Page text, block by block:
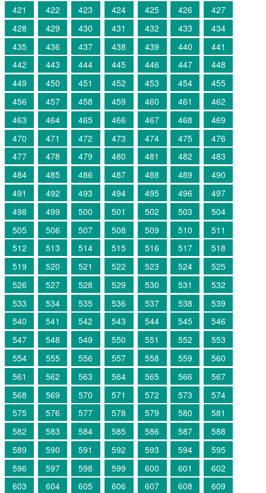
421
422 423 424 425 426
427
428
429 430 431 432 433
434
435
436 437 438 439 440
441
442
443 444 445 446 447
448
449
450 451 452 453 454
455
456
457 458 459 460 461
462
463
464 465 466 467 468
469
470
471 472 473 474 475
476
477
478 479 480 481 482
483
484
485 486 487 488 489
490
491
492 493 494 495 496
497
498
499 500 501 502 503
504
505
506 507 508 509 510
511
512
513 514 515 516 517
518
519
520 521 522 523 524
525
526
527 528 529 530 531
532
533
534 535 536 537 538
539
540
541 542 543 544 545
546
547
548 549 550 551 552
553
554
555 556 557 558 559
560
561
562 563 564 565 566
567
568
569 570 571 572 573
574
575
576 577 578 579 580
581
582
583 584 585 586 587
588
589
590 591 592 593 594
595
596
597 598 599 600 601
602
603
604 605 606 607 608
609